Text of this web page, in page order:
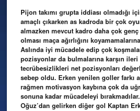
Pijon takımı grupta iddiası olmadığı
amaçlı çıkarken as kadroda bir çok
almazken mevcut kadro daha çok
olması maça ağırlığını
Aslında iyi mücadele edip çok
pozisyonlar da bulmalarına karşın ileri
tecrübesizlikleri net pozisyonları
sebep oldu. Erken yenilen goller farkı
rağmen motivasyon kaybına çok da
sonuna kadar mücadeleyi
Oğuz’dan gelirken diğer gol Kaptan